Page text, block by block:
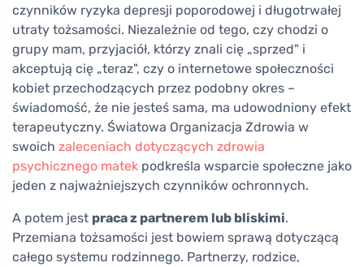
czynników ryzyka depresji poporodowej i długotrwałej
utraty tożsamości. Niezależnie od tego, czy chodzi o
grupy mam, przyjaciół, którzy znali cię „sprzed" i
akceptują cię „teraz", czy o internetowe społeczności
kobiet przechodzących przez podobny okres –
świadomość, że nie jesteś sama, ma udowodniony efekt
terapeutyczny. Światowa Organizacja Zdrowia w
swoich zaleceniach dotyczących zdrowia
psychicznego matek podkreśla wsparcie społeczne jako
jeden z najważniejszych czynników ochronnych.
A potem jest praca z partnerem lub bliskimi.
Przemiana tożsamości jest bowiem sprawą dotyczącą
całego systemu rodzinnego. Partnerzy, rodzice,